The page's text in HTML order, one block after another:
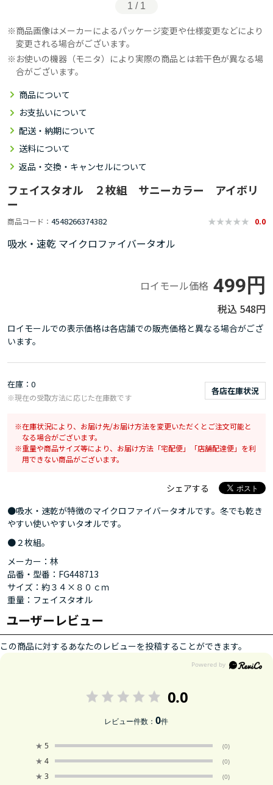
1 / 1
商品画像はメーカーによるパッケージ変更や仕様変更などにより
変更される場合がございます。
お使いの機器（モニタ）により実際の商品とは若干色が異なる場
合がございます。
商品について
お支払いについて
配送・納期について
送料について
返品・交換・キャンセルについて
フェイスタオル ２枚組 サニーカラー アイボリ
ー
商品コード 4548266374382 0.0
吸水・速乾 マイクロファイバータオル
ロイモール価格 499円
548円
ロイモールでの表示価格は各店舗での販売価格と異なる場合がござ
います。
在庫 0
各店在庫状況
※現在の受取方法に応じた在庫数です
在庫状況により、お届け先/お届け方法を変更いただくとご注文可能と
なる場合がございます。
重量や商品サイズ等により、お届け方法「宅配便」「店舗配達便」を利
用できない商品がございます。
シェアする
●吸水・速乾が特徴のマイクロファイバータオルです。冬でも乾き
やすい使いやすいタオルです。
●２枚組。
メーカー：林
品番・型番：FG448713
サイズ：約３４×８０ｃｍ
重量：フェイスタオル
ユーザーレビュー
この商品に対するあなたのレビューを投稿することができます。
0.0
レビュー件数：0件
★ 5 (0)
★ 4 (0)
★ 3 (0)